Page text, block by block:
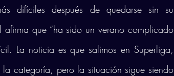
difíciles después de quedarse sin su
que “ha sido un verano complicado
La noticia es que salimos en Superliga,
categoría, pero la situación sigue siendo